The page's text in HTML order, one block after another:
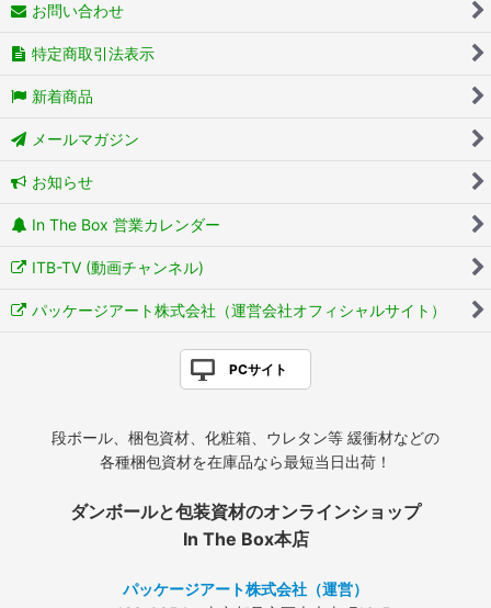
お問い合わせ
特定商取引法表示
新着商品
メールマガジン
お知らせ
In The Box 営業カレンダー
ITB-TV (動画チャンネル)
パッケージアート株式会社（運営会社オフィシャルサイト）
PCサイト
段ボール、梱包資材、化粧箱、ウレタン等 緩衝材などの
各種梱包資材を在庫品なら最短当日出荷！
ダンボールと包装資材のオンラインショップ
In The Box本店
パッケージアート株式会社（運営）